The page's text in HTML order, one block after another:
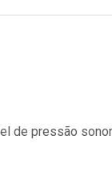
de pressão